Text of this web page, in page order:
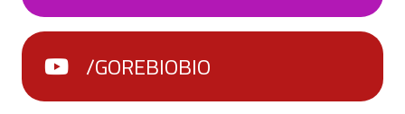
/GOREBIOBIO